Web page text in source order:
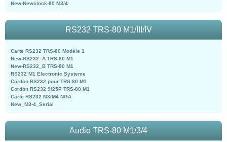
New-Newclock-80 M3/4
RS232 TRS-80 M1/III/IV
Carte RS232 TRS-80 Modèle 1
New-RS232_A TRS-80 M1
New-RS232_B TRS-80 M1
RS232 M1 Electronic Systeme
Cordon RS232 pour TRS-80 M1
Cordon RS232 9/25P TRS-80 M1
Carte RS232 M3/M4 NGA
New_M3-4_Serial
Audio TRS-80 M1/3/4